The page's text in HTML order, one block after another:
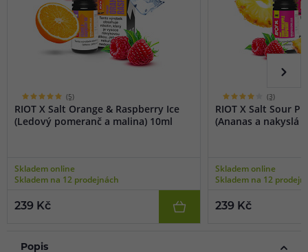
(5)
RIOT X Salt Orange & Raspberry Ice
(Ledový pomeranč a malina) 10ml
Skladem online
Skladem na 12 prodejnách
239 Kč
(3)
RIOT X Salt Sour
(Ananas a nakyslá
Skladem online
Skladem na 12
239 Kč
Popis